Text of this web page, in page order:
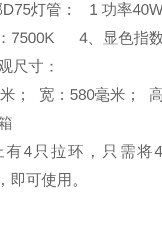
D75灯管： 1 功率
7500K 4、显色指
尺寸 ：
； 宽： 580毫米；
有4 只拉环，只需将4
即可使用。